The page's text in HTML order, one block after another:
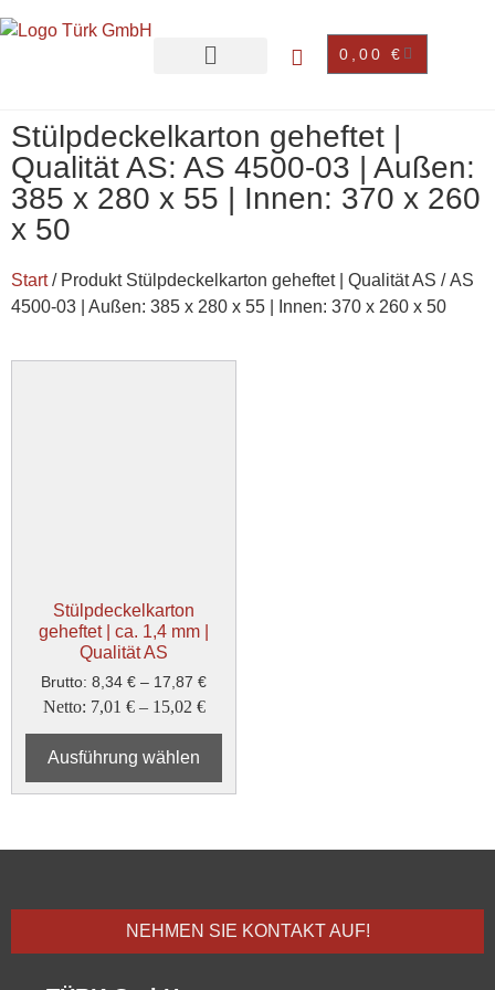
0,00 €
Stülpdeckelkarton geheftet |
Qualität AS: AS 4500-03 | Außen:
385 x 280 x 55 | Innen: 370 x 260
x 50
Start/ Produkt Stülpdeckelkarton geheftet | Qualität AS / AS
4500-03 | Außen: 385 x 280 x 55 | Innen: 370 x 260 x 50
Stülpdeckelkarton
geheftet | ca. 1,4 mm |
Qualität AS
Brutto: 8,34 € – 17,87 €
Netto: 7,01 € – 15,02 €
Ausführung wählen
NEHMEN SIE KONTAKT AUF!